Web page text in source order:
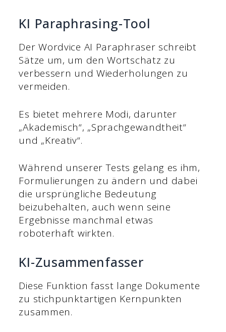
KI Paraphrasing-Tool
Der Wordvice AI Paraphraser schreibt
Sätze um, um den Wortschatz zu
verbessern und Wiederholungen zu
vermeiden.
Es bietet mehrere Modi, darunter
„Akademisch“, „Sprachgewandtheit“
und „Kreativ“.
Während unserer Tests gelang es ihm,
Formulierungen zu ändern und dabei
die ursprüngliche Bedeutung
beizubehalten, auch wenn seine
Ergebnisse manchmal etwas
roboterhaft wirkten.
KI-Zusammenfasser
Diese Funktion fasst lange Dokumente
zu stichpunktartigen Kernpunkten
zusammen.